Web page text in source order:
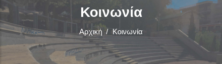
Κοινωνία
Αρχική / Κοινωνία